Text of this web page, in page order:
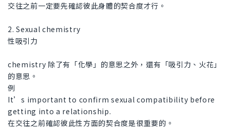
交往之前一定要先確認彼此身體的契合度才行。
2. Sexual chemistry
性吸引力
chemistry 除了有「化學」的意思之外，還有「吸引力、火花」
的意思。
例
It’s important to confirm sexual compatibility before
getting into a relationship.
在交往之前確認彼此性方面的契合度是很重要的。